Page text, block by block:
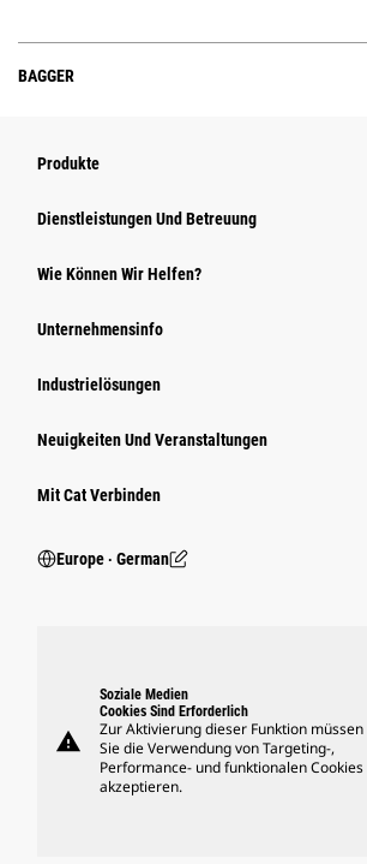
BAGGER
Produkte
Dienstleistungen Und Betreuung
Wie Können Wir Helfen?
Unternehmensinfo
Industrielösungen
Neuigkeiten Und Veranstaltungen
Mit Cat Verbinden
Europe ‧ German
warning
Soziale Medien
Cookies Sind Erforderlich
Zur Aktivierung dieser Funktion müssen
Sie die Verwendung von Targeting-,
Performance- und funktionalen Cookies
akzeptieren.